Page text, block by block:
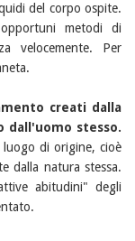
del corpo ospite.
metodi di
velocemente. Per
creati dalla
dall'uomo stesso.
luogo di origine, cioè
dalla natura stessa.
abitudini" degli